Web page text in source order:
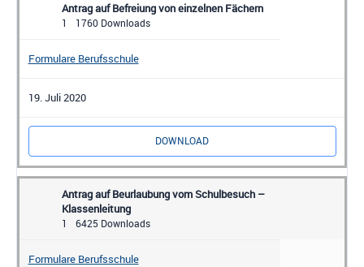
Antrag auf Befreiung von einzelnen Fächern
1 1760 Downloads
Formulare Berufsschule
19. Juli 2020
DOWNLOAD
Antrag auf Beurlaubung vom Schulbesuch –
Klassenleitung
1 6425 Downloads
Formulare Berufsschule